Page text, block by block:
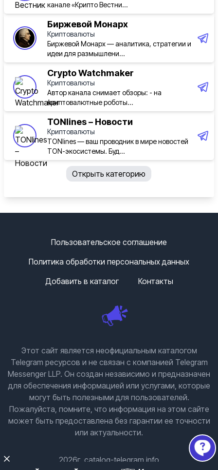
30.07.2026 / 13:07
💎 Pavel Durov выпустит свой криптокошелек в
Telegram.
• Gram Wallet будет некастодиальным — не будет
хранить ключи на серверах Telegram.
• Сейчас крипту в Кошельке можно потерять, если
аккаунт заблочат.
• Gram Wallet полностью принадлежит вам, с ним
INTERLUDE INTERLUDE TRADE
канале «Крипто Вестни...
Биржевой Монарх
Криптовалюты
Биржевой Монарх — аналитика, стратегии и
идеи для размышлени...
Crypto Watchmaker
Криптовалюты
Автор канала снимает обзоры: - на
криптовалютные роботы...
TONlines – Новости
Криптовалюты
TONlines — ваш проводник в мире новостей
TON-экосистемы. Буд...
Открыть категорию
Пользовательское соглашение
Политика обработки персональных данных
Добавить в каталог
Контакты
Этот сайт является неофициальным каталогом
Telegram ресурсов и не связан с компанией Telegram
Messenger LLP. Он создан независимо и предназначен
для обеспечения информацией или услугами, которые
могут быть полезными для пользователей.
Пожалуйста, помните, что информация на этом сайте
может быть предоставлена без гарантии ее точности
или актуальности.
2026г. catalog-telegram.info